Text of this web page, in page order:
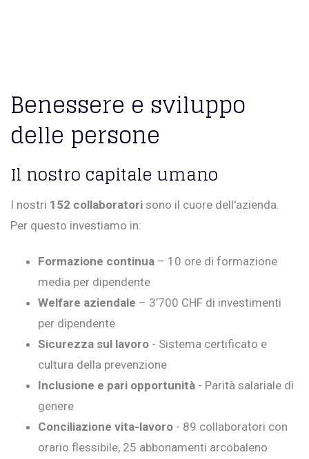
Benessere e sviluppo
delle persone
Il nostro capitale umano
I nostri 152 collaboratori sono il cuore dell'azienda.
Per questo investiamo in:
Formazione continua – 10 ore di formazione
media per dipendente
Welfare aziendale – 3’700 CHF di investimenti
per dipendente
Sicurezza sul lavoro - Sistema certificato e
cultura della prevenzione
Inclusione e pari opportunità - Parità salariale di
genere
Conciliazione vita-lavoro - 89 collaboratori con
orario flessibile, 25 abbonamenti arcobaleno